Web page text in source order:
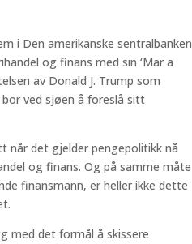
i Den amerikanske sentralbanken
og finans med sin ‘Mar a
av Donald J. Trump som
ved sjøen å foreslå sitt
når det gjelder pengepolitikk nå
og finans. Og på samme måte
finansmann, er heller ikke dette
med det formål å skissere